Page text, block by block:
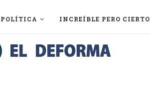
POLÍTICA INCREÍBLE PERO CIERTO